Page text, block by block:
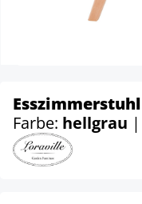
Farbe: hellgrau